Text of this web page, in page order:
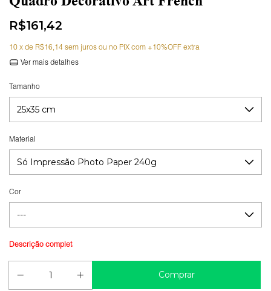
R$161,42
10 x de R$16,14 sem juros
Ver mais detalhes
Tamanho
Material
Cor